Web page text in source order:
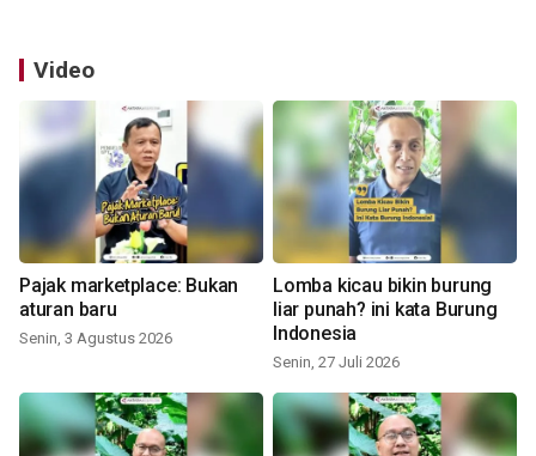
Video
Pajak marketplace: Bukan
aturan baru
Senin, 3 Agustus 2026
Lomba kicau bikin burung
liar punah? ini kata Burung
Indonesia
Senin, 27 Juli 2026